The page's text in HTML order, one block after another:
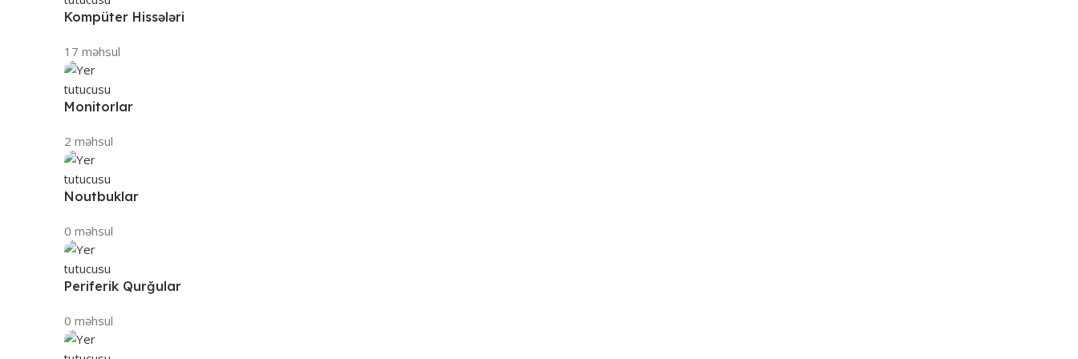
Kompüter Hissələri
17 məhsul
Monitorlar
2 məhsul
Noutbuklar
0 məhsul
Periferik Qurğular
0 məhsul